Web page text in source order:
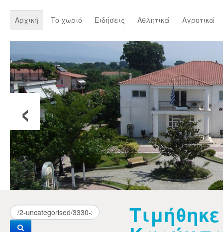
Αρχική Το χωριό Ειδήσεις Αθλητικά Αγροτικά
‹